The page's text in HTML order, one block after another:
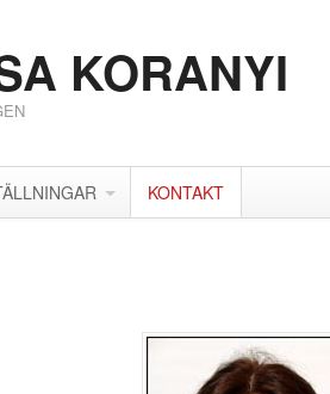
KORANYI
KONTAKT